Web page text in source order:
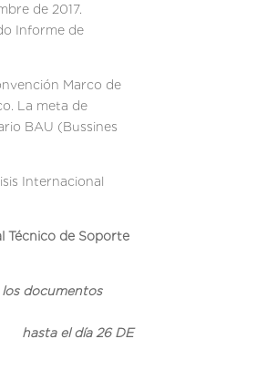
de 2017.
Informe de
Marco de
La meta de
BAU (Bussines
Internacional
Técnico de Soporte
documentos
26 DE